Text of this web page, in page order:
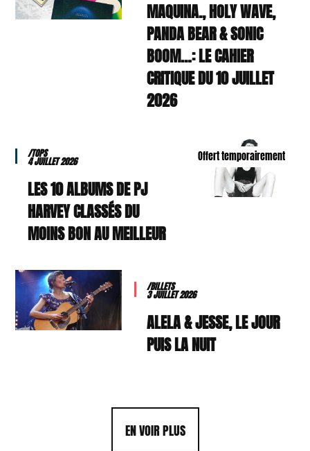
MAQUINA., HOLY WAVE,
PANDA BEAR & SONIC
BOOM…: LE CAHIER
CRITIQUE DU 10 JUILLET
2026
Offert temporairement
/TOPS
4 JUILLET 2026
LES 10 ALBUMS DE PJ
HARVEY CLASSÉS DU
MOINS BON AU MEILLEUR
/BILLETS
3 JUILLET 2026
ALELA & JESSE, LE JOUR
PUIS LA NUIT
EN VOIR PLUS